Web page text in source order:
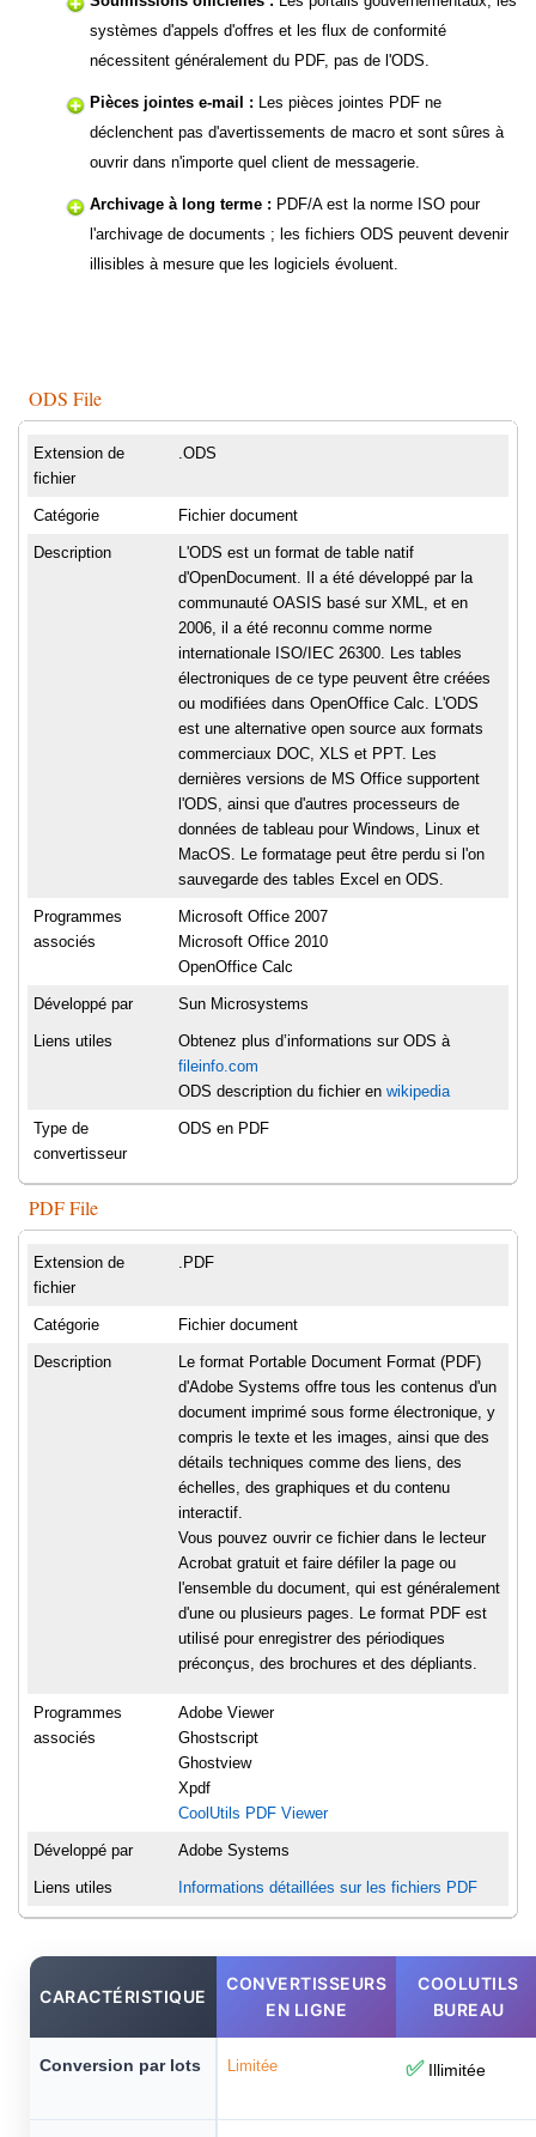
systèmes d'appels d'offres et les flux de conformité
nécessitent généralement du PDF, pas de l'ODS.
Pièces jointes e-mail : Les pièces jointes PDF ne
déclenchent pas d'avertissements de macro et sont sûres à
ouvrir dans n'importe quel client de messagerie.
Archivage à long terme : PDF/A est la norme ISO pour
l'archivage de documents ; les fichiers ODS peuvent devenir
illisibles à mesure que les logiciels évoluent.
ODS File
Extension de
fichier
.ODS
Catégorie Fichier document
Description
L'ODS est un format de table natif
d'OpenDocument. Il a été développé par la
communauté OASIS basé sur XML, et en
2006, il a été reconnu comme norme
internationale ISO/IEC 26300. Les tables
électroniques de ce type peuvent être créées
ou modifiées dans OpenOffice Calc. L'ODS
est une alternative open source aux formats
commerciaux DOC, XLS et PPT. Les
dernières versions de MS Office supportent
l'ODS, ainsi que d'autres processeurs de
données de tableau pour Windows, Linux et
MacOS. Le formatage peut être perdu si l'on
sauvegarde des tables Excel en ODS.
Programmes
associés
Microsoft Office 2007
Microsoft Office 2010
OpenOffice Calc
Développé par Sun Microsystems
Liens utiles
Obtenez plus d’informations sur ODS à
fileinfo.com
ODS description du fichier en wikipedia
Type de
convertisseur
ODS en PDF
PDF File
Extension de
fichier
.PDF
Catégorie Fichier document
Description
Le format Portable Document Format (PDF)
d'Adobe Systems offre tous les contenus d'un
document imprimé sous forme électronique, y
compris le texte et les images, ainsi que des
détails techniques comme des liens, des
échelles, des graphiques et du contenu
interactif.
Vous pouvez ouvrir ce fichier dans le lecteur
Acrobat gratuit et faire défiler la page ou
l'ensemble du document, qui est généralement
d'une ou plusieurs pages. Le format PDF est
utilisé pour enregistrer des périodiques
préconçus, des brochures et des dépliants.
Programmes
associés
Adobe Viewer
Ghostscript
Ghostview
Xpdf
CoolUtils PDF Viewer
Développé par Adobe Systems
Liens utiles Informations détaillées sur les fichiers PDF
CARACTÉRISTIQUE
CONVERTISSEURS
EN LIGNE
COOLUTILS
BUREAU
Conversion par lots Limitée ✅Illimitée